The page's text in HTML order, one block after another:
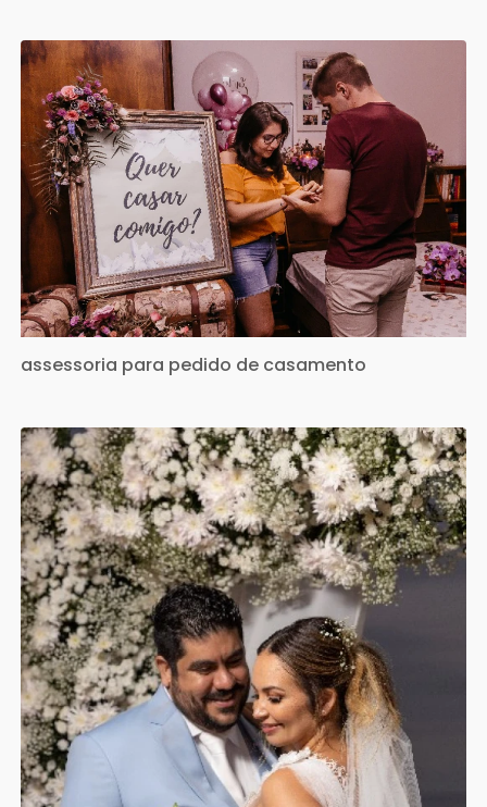
assessoria para pedido de casamento